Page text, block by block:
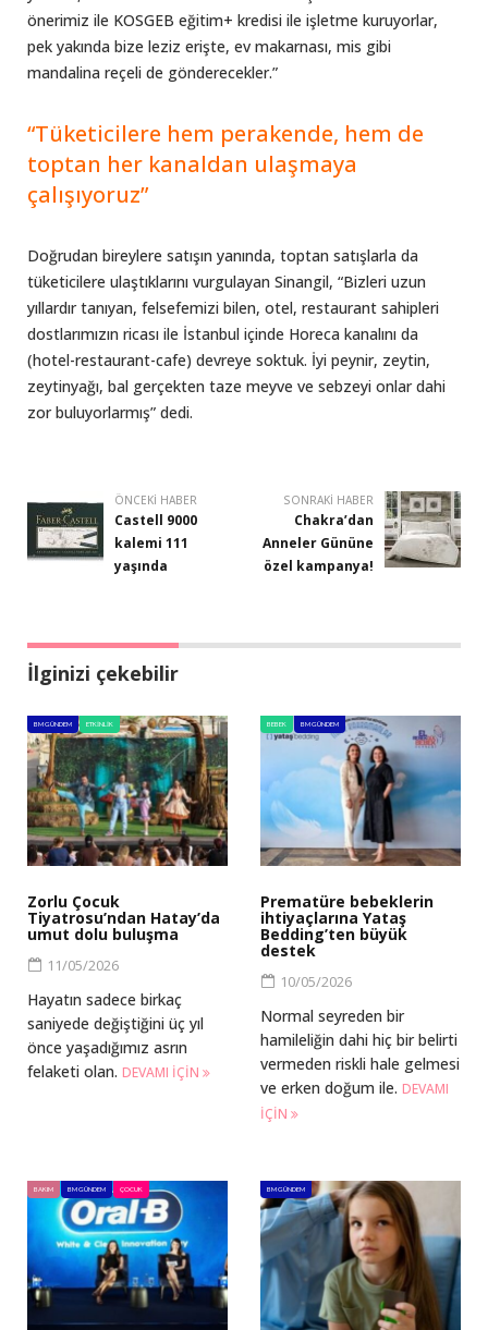
önerimiz ile KOSGEB eğitim+ kredisi ile işletme kuruyorlar,
pek yakında bize leziz erişte, ev makarnası, mis gibi
mandalina reçeli de gönderecekler.”
“Tüketicilere hem perakende, hem de
toptan her kanaldan ulaşmaya
çalışıyoruz”
Doğrudan bireylere satışın yanında, toptan satışlarla da
tüketicilere ulaştıklarını vurgulayan Sinangil, “Bizleri uzun
yıllardır tanıyan, felsefemizi bilen, otel, restaurant sahipleri
dostlarımızın ricası ile İstanbul içinde Horeca kanalını da
(hotel-restaurant-cafe) devreye soktuk. İyi peynir, zeytin,
zeytinyağı, bal gerçekten taze meyve ve sebzeyi onlar dahi
zor buluyorlarmış” dedi.
ÖNCEKI HABER
Castell 9000
kalemi 111
yaşında
SONRAKI HABER
Chakra’dan
Anneler Gününe
özel kampanya!
İlginizi çekebilir
BM GÜNDEM ETKINLIK
Zorlu Çocuk
Tiyatrosu’ndan Hatay’da
umut dolu buluşma
11/05/2026
Hayatın sadece birkaç
saniyede değiştiğini üç yıl
önce yaşadığımız asrın
felaketi olan. DEVAMI IÇIN
BEBEK BM GÜNDEM
Prematüre bebeklerin
ihtiyaçlarına Yataş
Bedding’ten büyük
destek
10/05/2026
Normal seyreden bir
hamileliğin dahi hiç bir belirti
vermeden riskli hale gelmesi
ve erken doğum ile. DEVAMI
IÇIN
BAKIM BM GÜNDEM ÇOCUK BM GÜNDEM